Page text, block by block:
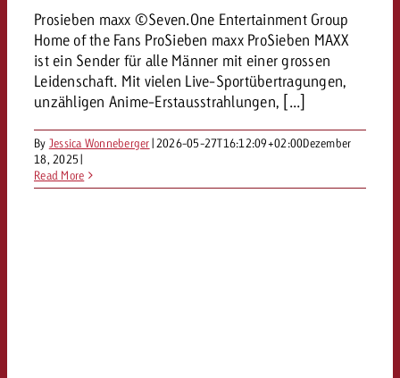
Prosieben maxx ©Seven.One Entertainment Group
Home of the Fans ProSieben maxx ProSieben MAXX
ist ein Sender für alle Männer mit einer grossen
Leidenschaft. Mit vielen Live-Sportübertragungen,
unzähligen Anime-Erstausstrahlungen, [...]
By Jessica Wonneberger| 2026-05-27T16:12:09+02:00Dezember
18, 2025|
Read More